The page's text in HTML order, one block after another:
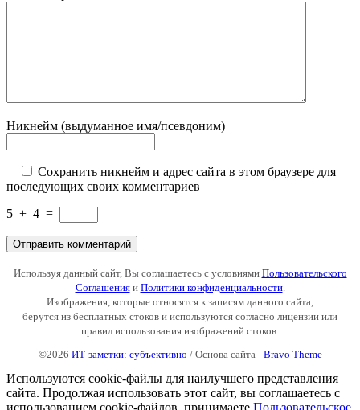
Никнейм (выдуманное имя/псевдоним)
Сохранить никнейм и адрес сайта в этом браузере для
последующих своих комментариев
5 + 4 =
Используя данный сайт, Вы соглашаетесь с условиями Пользовательского
Соглашенияи Политики конфиденциальности.
Изображения, которые относятся к записям данного сайта,
берутся из бесплатных стоков и используются согласно лицензии или
правил использования изображений стоков.
©2026 ИТ-заметки: субъективно / Основа сайта - Bravo Theme
Используются cookie-файлы для наилучшего представления
сайта. Продолжая использовать этот сайт, вы соглашаетесь с
использованием cookie-файлов, принимаете Пользовательское